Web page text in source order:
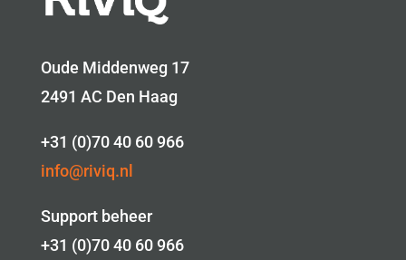
Oude Middenweg 17
2491 AC Den Haag
+31 (0)70 40 60 966
info@riviq.nl
Support beheer
+31 (0)70 40 60 966